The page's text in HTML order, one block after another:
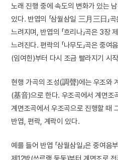
노래 진행 중에 속도의 변화가 있는
있다. 반엽의 「삼월삼일 三月三日」
느려지며, 반엽의 「흐리나」곡은 3장
느려진다. 편락의 「나무도」곡은 중
(임여힌)부터 다시 조금 빨라지기 시
현행 가곡의 조성(調聲)에는 우조와
(基音)으로 한다. 우조곡에서 계면조
계면조곡에서 우조곡으로 진행할 때
반엽, 편락, 계락이 있다.
예를 들어 반엽 「삼월삼일」은 중여음